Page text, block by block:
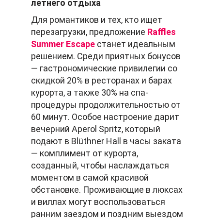
летнего отдыха
Для романтиков и тех, кто ищет
перезагрузки, предложение Raffles
Summer Escape станет идеальным
решением. Среди приятных бонусов
— гастрономические привилегии со
скидкой 20% в ресторанах и барах
курорта, а также 30% на спа-
процедуры продолжительностью от
60 минут. Особое настроение дарит
вечерний Aperol Spritz, который
подают в Blüthner Hall в часы заката
— комплимент от курорта,
созданный, чтобы наслаждаться
моментом в самой красивой
обстановке. Проживающие в люксах
и виллах могут воспользоваться
ранним заездом и поздним выездом